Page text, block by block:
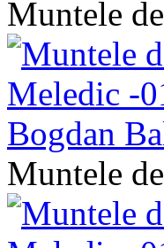
Muntele
Muntele